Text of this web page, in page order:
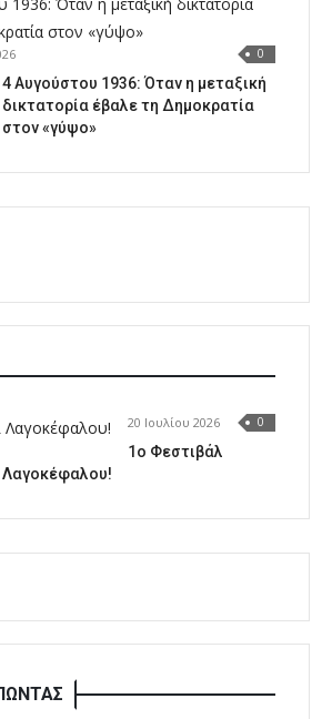
0
4 Αυγούστου 1936: Όταν η μεταξική
δικτατορία έβαλε τη Δημοκρατία
στον «γύψο»
20 Ιουλίου 2026 0
1o Φεστιβάλ
Λαγοκέφαλου!